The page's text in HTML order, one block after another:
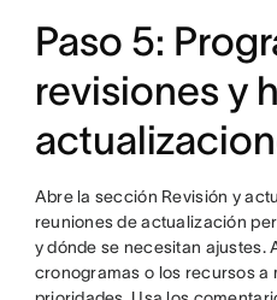
Paso 5:
revisiones y
Abre la sección Revisión y
reuniones de actualización
y dónde se necesitan ajustes.
cronogramas o los recursos a